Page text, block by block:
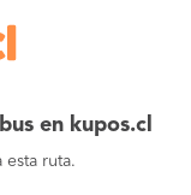
en kupos.cl
ruta.